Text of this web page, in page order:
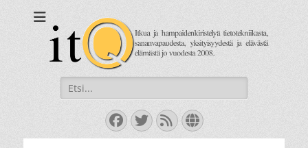
Itkua ja hammastenkiristelyä jo vuodesta 2008.
Search
for:
Facebook
Twitter
FeedWebsite